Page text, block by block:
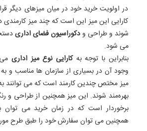
در اولویت خرید خود در میان میزهای دیگر
کارایی این میز این است که چند میز
شوند و طراحی ودکوراسیون فضای اداری
می ‌شود.
بنابراین با توجه بهکارایی نوع میز اداری
وجود آن در بسیاری از سازمان ‌ها مناسب و
میز مختص چندین کارمند است که می‌ توانند
بهره‌مند شوند. این میز همچنین از طراحی و
برخوردار است که در زمان خرید می‌ توان
همچنین می ‌توان سفارش خود را طبق طرح